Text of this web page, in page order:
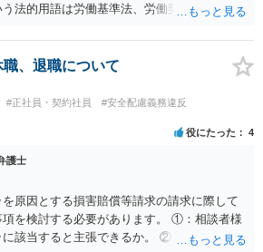
法的用語は労働基準法、労働契約法上は存
本人が退職を明確に拒否しているにもかか
に退職を強く求めることです。 職場のパワー
職場で働く者に対し、職務上の地位や人間関
背景に、業務の適正な範囲を超えて、精神
は職場環境を悪化させる行為をいいます。
どをもとにしながら、直接具体的なお話を
分析する必要があります。本件の言動が、
、証拠に基づいて、子細な分析と慎重な対
が不可欠です。 法的に正確に分析されたい
働法に精通し、上記に関連した法理等にも通
拠をもとにしながら具体的な話をなさった
るべきです。良い解決になりますよう祈念
、退職について
#正社員・契約社員
#安全配慮義務違反
役にたった 4
護士
原因とする損害賠償等請求の請求に際して
を検討する必要があります。 ①：相談者様
該当すると主張できるか。 ②：会社が、当